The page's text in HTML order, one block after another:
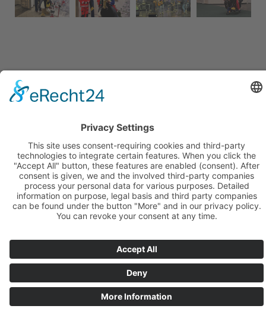
Clown Luftikus = Bernd Warnecke
© 2021 – 2026PHOENIX Werbung, Service @ Communication